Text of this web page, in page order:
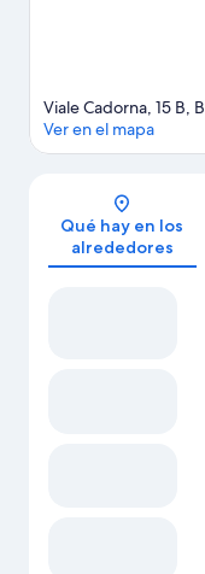
Viale Cadorna, 15 B,
Ver en el mapa
Qué hay en los
alrededores